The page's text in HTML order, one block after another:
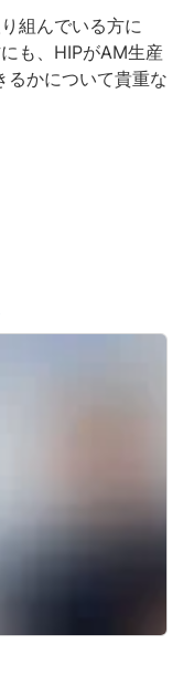
組んでいる方に
も、HIPがAM生産
るかについて貴重な